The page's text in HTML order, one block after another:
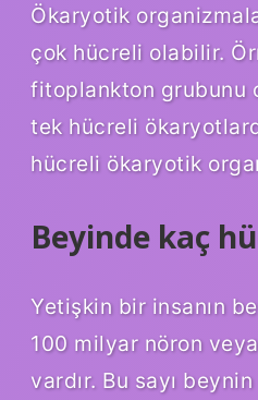
Ökaryotik
çok hücreli olabilir.
fitoplankton grubunu
tek hücreli
hücreli ökaryotik
Beyinde kaç
Yetişkin bir insanın
100 milyar nöron
vardır. Bu sayı beynin